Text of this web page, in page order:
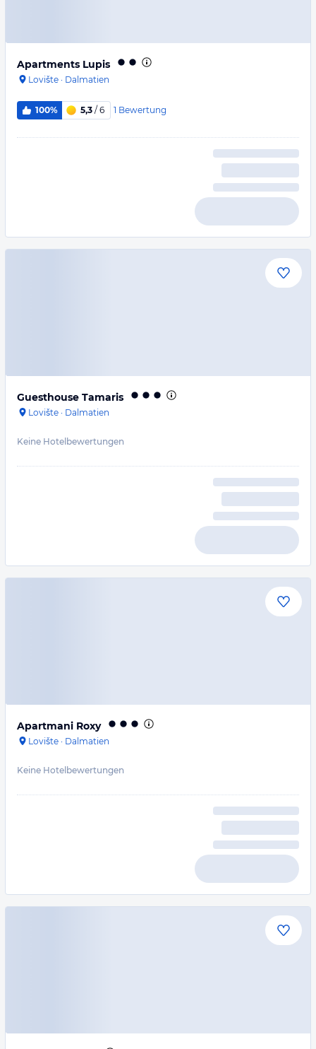
Apartments Lupis
Lovište · Dalmatien
100% 5,3 / 6 1 Bewertung
Guesthouse Tamaris
Lovište · Dalmatien
Keine Hotelbewertungen
Apartmani Roxy
Lovište · Dalmatien
Keine Hotelbewertungen